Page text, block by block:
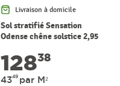
Livraison à domicile
Sol stratifié Sensation
Odense chêne solstice 2,95
12838
4349 par M²